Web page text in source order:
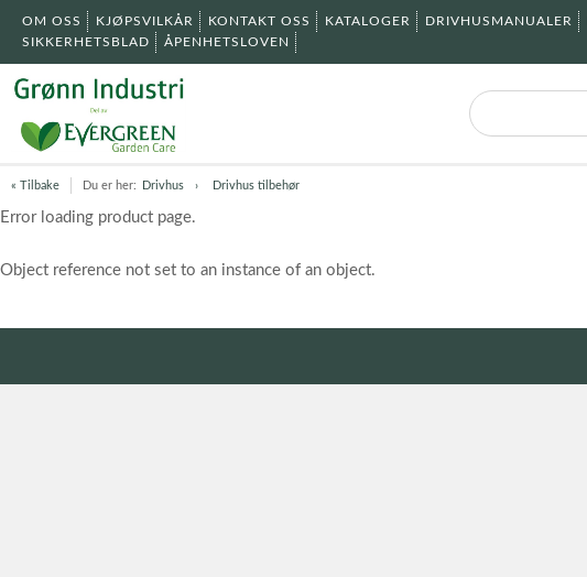
OM OSS KJØPSVILKÅR KONTAKT OSS KATALOGER DRIVHUSMANUALER
SIKKERHETSBLAD
ÅPENHETSLOVEN
« Tilbake Du er her: Drivhus Drivhus tilbehør
Error loading product page.
Object reference not set to an instance of an object.